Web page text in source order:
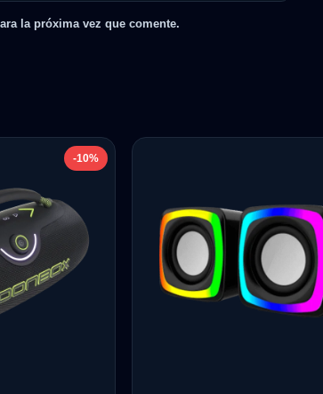
la próxima vez que comente.
-10%